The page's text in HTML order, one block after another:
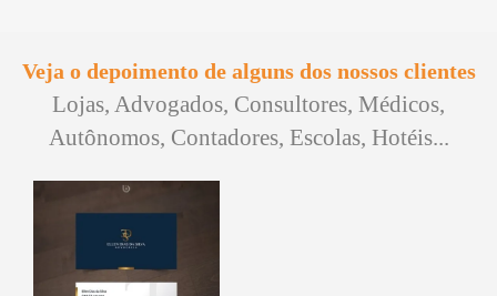
Veja o depoimento de alguns dos nossos clientes
Lojas, Advogados, Consultores, Médicos,
Autônomos, Contadores, Escolas, Hotéis...